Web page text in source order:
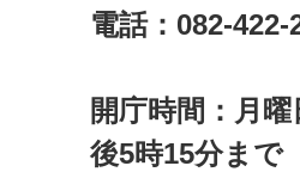
電話：082-422-
開庁時間：月
後5時15分まで